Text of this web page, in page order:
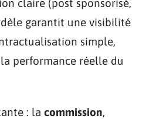
claire (post sponsorisé,
garantit une visibilité
simple,
performance réelle du
: la commission,